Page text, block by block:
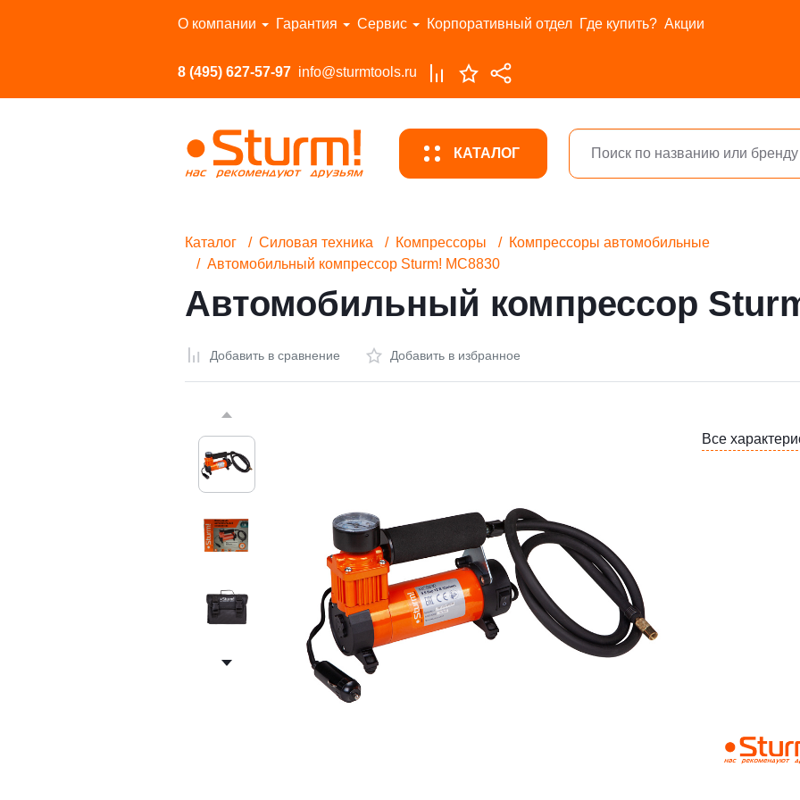
О компании Гарантия Сервис Корпоративный отдел Где купить? Акции
8 (495) 627-57-97 info@sturmtools.ru
КАТАЛОГ
Перейти в каталог
Каталог Силовая техника Компрессоры
Компрессоры автомобильные
Автомобильный компрессор Sturm! MC8830
Автомобильный компрессор
Добавить в сравнение Добавить в избранное
Все